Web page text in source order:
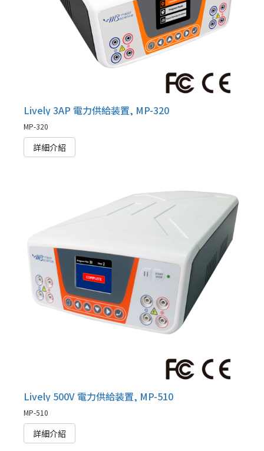
Lively 3AP 電力供給装置, MP-320
MP-320
詳細介紹
Lively 500V 電力供給装置, MP-510
MP-510
詳細介紹